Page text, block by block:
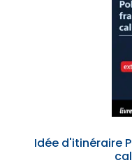
Idée d'itinéraire